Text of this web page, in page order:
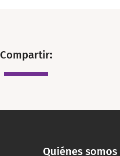
Compartir:
Quiénes somos